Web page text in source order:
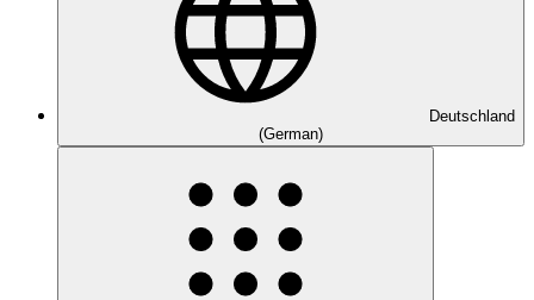
Deutschland
(German)